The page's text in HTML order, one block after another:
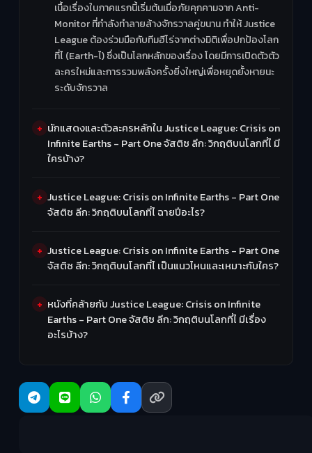
เนื้อเรื่องในภาคแรกนี้เริ่มต้นเมื่อภัยคุกคามจาก Anti-
Monitor ที่กำลังทำลายล้างจักรวาลคู่ขนาน ทำให้ Justice
League ต้องร่วมมือกับทีมฮีโร่จากต่างมิติเพื่อปกป้องโลก
ที่ไ (Earth-ไ) ซึ่งเป็นโลกหลักของเรื่อง โดยมีการเปิดตัวตัว
ละครใหม่และการรวมพลังครั้งยิ่งใหญ่เพื่อหยุดยั้งหายนะ
ระดับจักรวาล
นักแสดงและตัวละครหลักใน Justice League: Crisis on
Infinite Earths - Part One จัสติซ ลีก: วิกฤติบนโลกที่ไ มี
ใครบ้าง?
Justice League: Crisis on Infinite Earths - Part One
จัสติซ ลีก: วิกฤติบนโลกที่ไ ฉายปีอะไร?
Justice League: Crisis on Infinite Earths - Part One
จัสติซ ลีก: วิกฤติบนโลกที่ไ เป็นแนวไหนและเหมาะกับใคร?
หนังที่คล้ายกับ Justice League: Crisis on Infinite
Earths - Part One จัสติซ ลีก: วิกฤติบนโลกที่ไ มีเรื่อง
อะไรบ้าง?